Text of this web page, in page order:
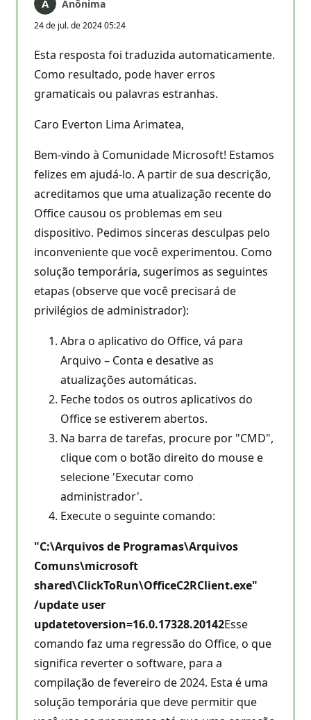
Anônima
24 de jul. de 2024 05:24
Esta resposta foi traduzida automaticamente.
Como resultado, pode haver erros
gramaticais ou palavras estranhas.
Caro Everton Lima Arimatea,
Bem-vindo à Comunidade Microsoft! Estamos
felizes em ajudá-lo. A partir de sua descrição,
acreditamos que uma atualização recente do
Office causou os problemas em seu
dispositivo. Pedimos sinceras desculpas pelo
inconveniente que você experimentou. Como
solução temporária, sugerimos as seguintes
etapas (observe que você precisará de
privilégios de administrador):
Abra o aplicativo do Office, vá para
Arquivo – Conta e desative as
atualizações automáticas.
Feche todos os outros aplicativos do
Office se estiverem abertos.
Na barra de tarefas, procure por "CMD",
clique com o botão direito do mouse e
selecione 'Executar como
administrador'.
Execute o seguinte comando:
"C:\Arquivos de Programas\Arquivos
Comuns\microsoft
shared\ClickToRun\OfficeC2RClient.exe"
/update user
updatetoversion=16.0.17328.20142Esse
comando faz uma regressão do Office, o que
significa reverter o software, para a
compilação de fevereiro de 2024. Esta é uma
solução temporária que deve permitir que